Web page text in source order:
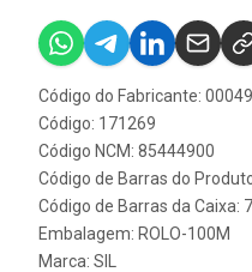
Código do Fabricante:
Código: 171269
Código NCM: 85444900
Código de Barras do
Código de Barras da Caixa:
Embalagem: ROLO-100M
Marca: SIL